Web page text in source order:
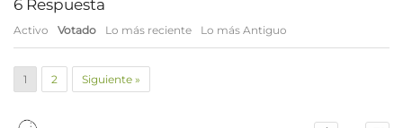
6 Respuesta
Activo Votado Lo más reciente Lo más Antiguo
1 2 Siguiente »